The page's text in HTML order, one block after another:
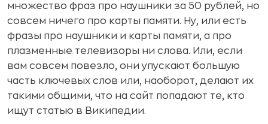
множество фраз про наушники за 50 рублей, но
совсем ничего про карты памяти. Ну, или есть
фразы про наушники и карты памяти, а про
плазменные телевизоры ни слова. Или, если
вам совсем повезло, они упускают большую
часть ключевых слов или, наоборот, делают их
такими общими, что на сайт попадают те, кто
ищут статью в Википедии.